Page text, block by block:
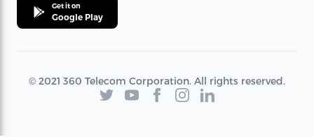
Get it on
Google Play
© 2021 360 Telecom Corporation. All rights reserved.